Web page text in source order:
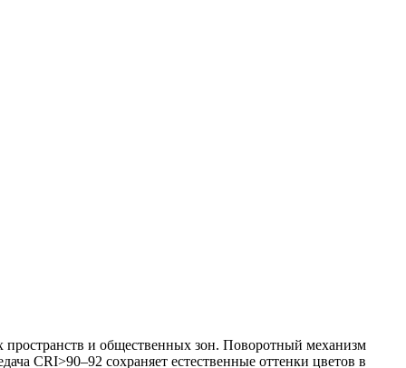
и общественных зон. Поворотный механизм
CRI>90–92 сохраняет естественные оттенки цветов в